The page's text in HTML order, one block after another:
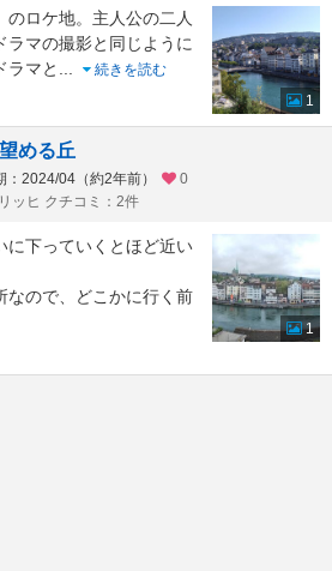
ロケ地。主人公の二人
マの撮影と同じように
ラマと
続きを読む
1
める丘
：2024/04（約2年前）
0
ッヒ クチコミ：2件
に下っていくとほど近い
なので、どこかに行く前
1